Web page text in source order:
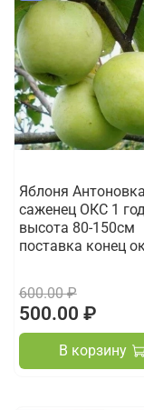
Яблоня Антоновка
саженец ОКС 1 год
высота 80-150см
поставка конец
600.00 ₽
500.00 ₽
В корзину